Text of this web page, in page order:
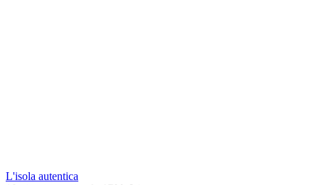
L'isola autentica